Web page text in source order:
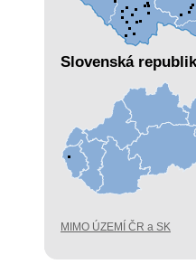
Slovenská
MIMO ÚZEMÍ ČR a SK